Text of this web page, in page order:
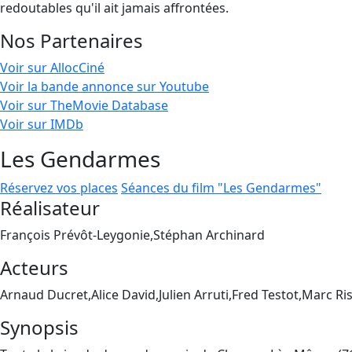
redoutables qu'il ait jamais affrontées.
Nos Partenaires
Voir sur AllocCiné
Voir la bande annonce sur Youtube
Voir sur TheMovie Database
Voir sur IMDb
Les Gendarmes
Réservez vos places Séances du film "Les Gendarmes"
Réalisateur
François Prévôt-Leygonie,Stéphan Archinard
Acteurs
Arnaud Ducret,Alice David,Julien Arruti,Fred Testot,Marc
Synopsis